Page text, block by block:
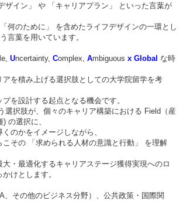
ザイン」 や 「キャリアプラン」 といった言葉が
何のために」 を含めたライフデザインの一環とし
言葉を用いています。
Uncertainty, Complex, Ambiguous x Global な時
を積み上げる選択肢としての大学院留学を考
プを設計する起点となる機会です。
選択肢が、個々のキャリア構築における Field（産
の選択に、
のかをイメージしながら、
その 「求められる人材の意識と行動」 を理解
・最適化するキャリアステージ獲得実現へのロ
けとします。
、その他のビジネス分野）、公共政策・国際関